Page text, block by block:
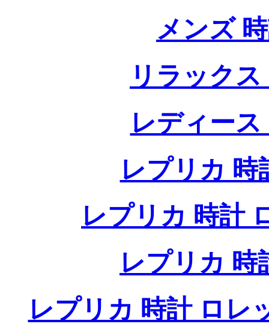
メンズ
リラック
レディー
レプリカ 時
レプリカ 時計
レプリカ 時
レプリカ 時計 ロレ